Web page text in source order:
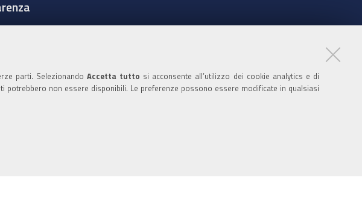
parti. SelezionandoAccetta tutto si acconsente all’utilizzo dei cookie analytics e di
non essere disponibili. Le preferenze possono essere modificate in qualsiasi
Legale